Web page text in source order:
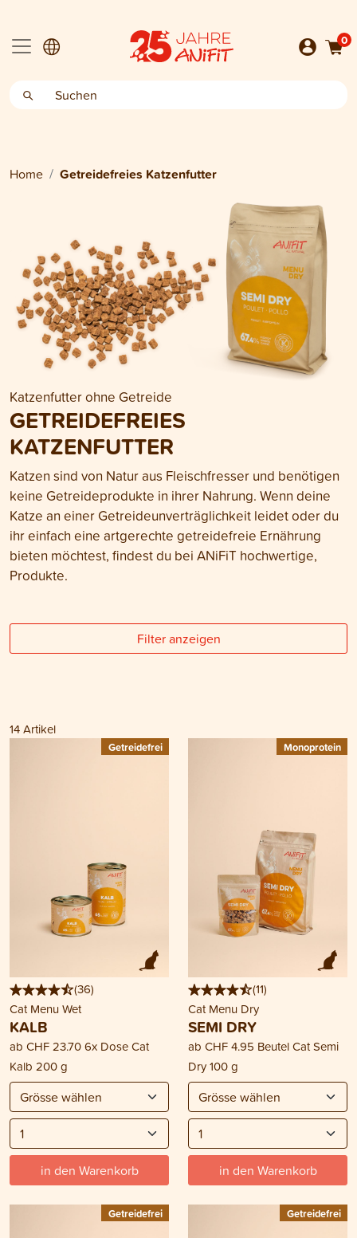
0
Home Getreidefreies Katzenfutter
Katzenfutter ohne Getreide
GETREIDEFREIES
KATZENFUTTER
Katzen sind von Natur aus Fleischfresser und benötigen
keine Getreideprodukte in ihrer Nahrung. Wenn deine
Katze an einer Getreideunverträglichkeit leidet oder du
ihr einfach eine artgerechte getreidefreie Ernährung
bieten möchtest, findest du bei ANiFiT hochwertige,
Produkte.
Filter anzeigen
14Artikel
Getreidefrei
(36)
Cat Menu Wet
KALB
ab CHF 23.706x Dose Cat
Kalb 200 g
in den Warenkorb
Monoprotein
(11)
Cat Menu Dry
SEMI DRY
ab CHF 4.95 Beutel Cat Semi
Dry 100 g
in den Warenkorb
Getreidefrei Getreidefrei